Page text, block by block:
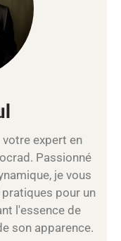
votre expert en
Passionné
je vous
pour un
l'essence de
son apparence.